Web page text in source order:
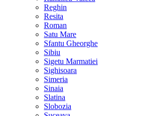
Reghin
Resita
Roman
Satu Mare
Sfantu Gheorghe
Sibiu
Sigetu Marmatiei
Sighisoara
Simeria
Sinaia
Slatina
Slobozia